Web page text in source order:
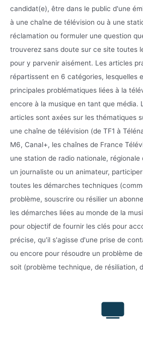
candidat(e), être dans le public d'une
à une chaîne de télévision ou à une
réclamation ou formuler une question
trouverez sans doute sur ce site toutes
pour y parvenir aisément. Les articles
répartissent en 6 catégories, lesquelles
principales problématiques liées à la
encore à la musique en tant que média.
articles sont axées sur les thématiques
une chaîne de télévision (de TF1 à
M6, Canal+, les chaînes de France
une station de radio nationale,
un journaliste ou un animateur,
toutes les démarches techniques
problème, souscrire ou résilier un
les démarches liées au monde de la
pour objectif de fournir les clés pour
précise, qu'il s'agisse d'une prise de
ou encore pour résoudre un problème
soit (problème technique, de résiliation,